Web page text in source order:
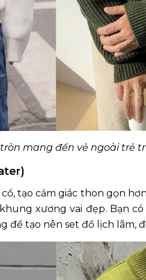
tròn mang đến vẻ ngoài trẻ
tạo cảm giác thon gọn
xương vai đẹp. Bạn
để tạo nên set đồ lịch lãm,